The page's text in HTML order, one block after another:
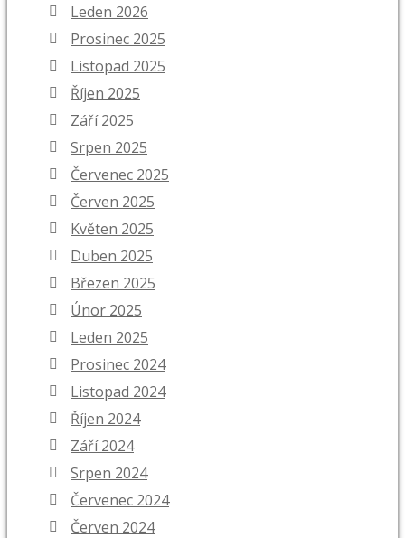
Leden 2026
Prosinec 2025
Listopad 2025
Říjen 2025
Září 2025
Srpen 2025
Červenec 2025
Červen 2025
Květen 2025
Duben 2025
Březen 2025
Únor 2025
Leden 2025
Prosinec 2024
Listopad 2024
Říjen 2024
Září 2024
Srpen 2024
Červenec 2024
Červen 2024